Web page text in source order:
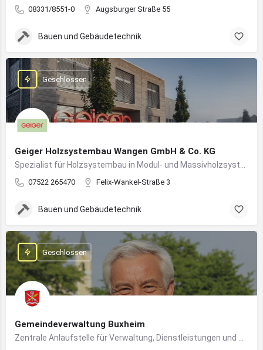
08331/8551-0 Augsburger Straße 55
Bauen und Gebäudetechnik
Geiger Holzsystembau Wangen GmbH & Co. KG
07522 265470 Felix-Wankel-Straße 3
Geschlossen
Bauen und Gebäudetechnik
Gemeindeverwaltung Buxheim
Geschlossen